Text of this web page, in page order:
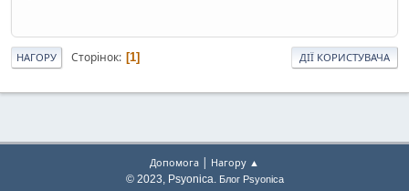
НАГОРУ Сторінок 1 ДІЇ КОРИСТУВАЧА
Допомога Нагору ▲
© 2023, Psyonica. Блог Psyonica